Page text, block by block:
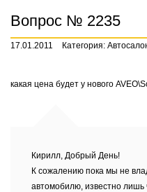
Вопрос № 2235
17.01.2011 Категория:
какая цена будет у нового
Кирилл, Добрый День!
К сожалению пока мы не
автомобилю, известно лишь